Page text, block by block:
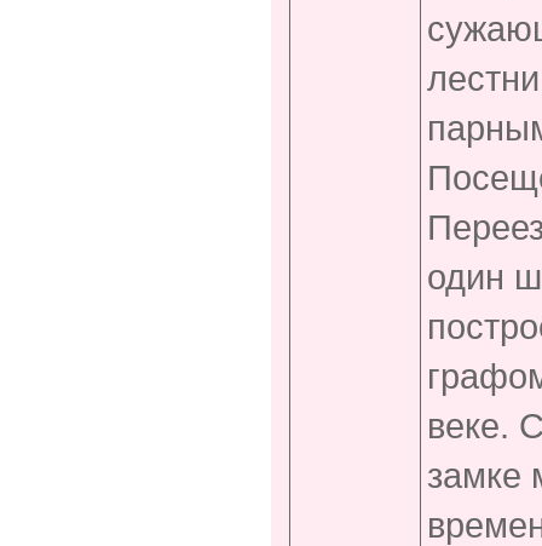
один
веке.
замке